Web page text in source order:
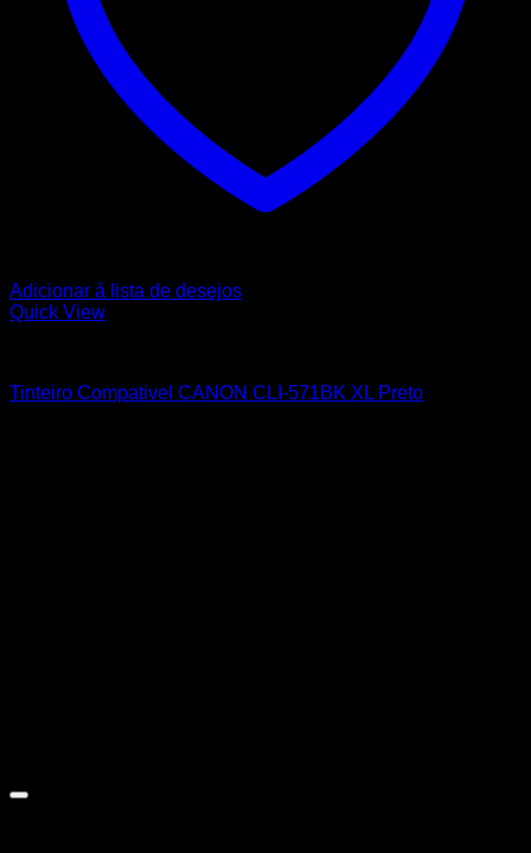
Adicionar á lista de desejos
Quick View
Tinteiro Compativel CANON CLI-571BK XL Preto